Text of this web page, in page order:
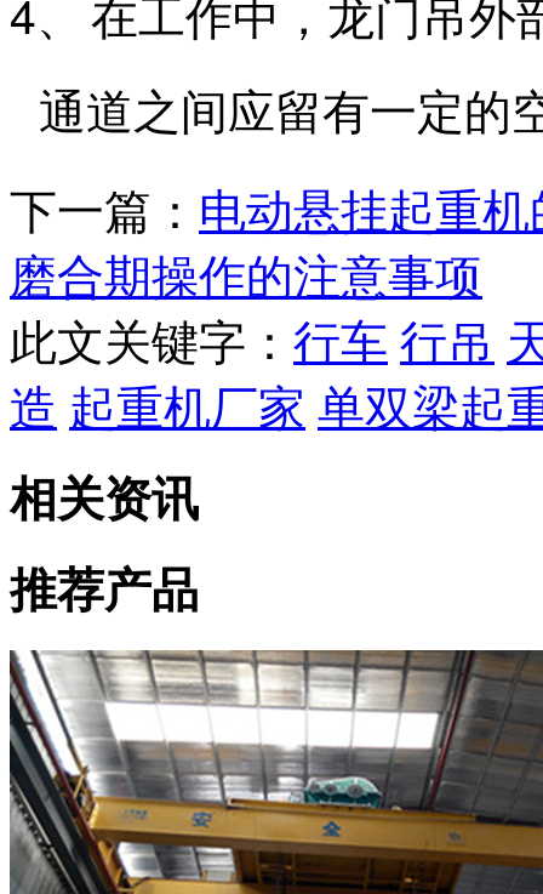
在工作中，龙门吊外
通道之间应留有一定的
下一篇： 电动悬挂起重
磨合期操作的注意事项
此文关键字： 行车 行吊
造 起重机厂家 单双梁起
相关资讯
推荐产品